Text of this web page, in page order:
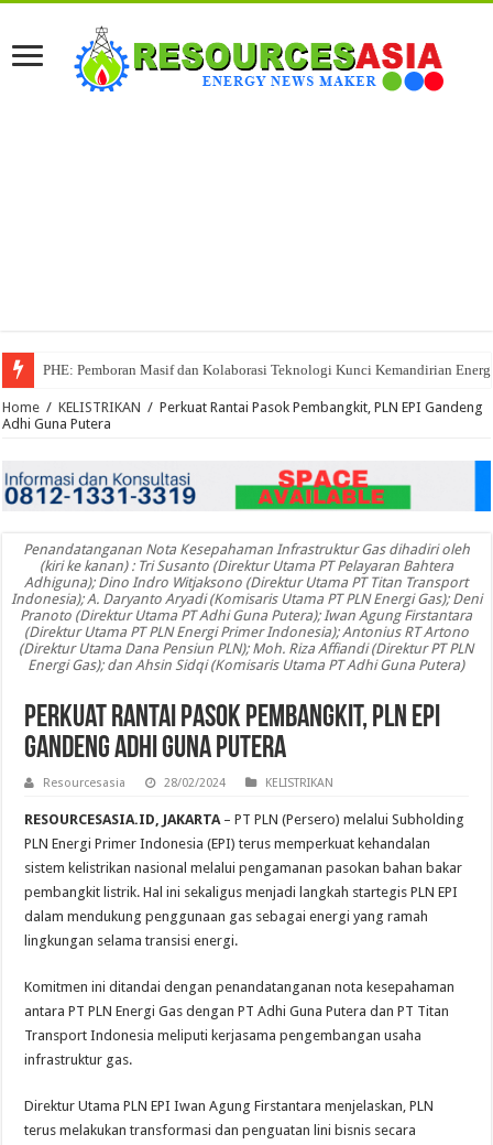
PHE: Pemboran Masif dan Kolaborasi Teknologi Kunci Kemandirian
Home / KELISTRIKAN / Perkuat Rantai Pasok Pembangkit, PLN EPI Gandeng
Adhi Guna Putera
Penandatanganan Nota Kesepahaman Infrastruktur Gas dihadiri oleh
(kiri ke kanan) : Tri Susanto (Direktur Utama PT Pelayaran Bahtera
Adhiguna); Dino Indro Witjaksono (Direktur Utama PT Titan Transport
Indonesia); A. Daryanto Aryadi (Komisaris Utama PT PLN Energi Gas); Deni
Pranoto (Direktur Utama PT Adhi Guna Putera); Iwan Agung Firstantara
(Direktur Utama PT PLN Energi Primer Indonesia); Antonius RT Artono
(Direktur Utama Dana Pensiun PLN); Moh. Riza Affiandi (Direktur PT PLN
Energi Gas); dan Ahsin Sidqi (Komisaris Utama PT Adhi Guna Putera)
Perkuat Rantai Pasok Pembangkit, PLN EPI
Gandeng Adhi Guna Putera
Resourcesasia 28/02/2024 KELISTRIKAN
RESOURCESASIA.ID, JAKARTA– PT PLN (Persero) melalui Subholding
PLN Energi Primer Indonesia (EPI) terus memperkuat kehandalan
sistem kelistrikan nasional melalui pengamanan pasokan bahan bakar
pembangkit listrik. Hal ini sekaligus menjadi langkah startegis PLN EPI
dalam mendukung penggunaan gas sebagai energi yang ramah
lingkungan selama transisi energi.
Komitmen ini ditandai dengan penandatanganan nota kesepahaman
antara PT PLN Energi Gas dengan PT Adhi Guna Putera dan PT Titan
Transport Indonesia meliputi kerjasama pengembangan usaha
infrastruktur gas.
Direktur Utama PLN EPI Iwan Agung Firstantara menjelaskan, PLN
terus melakukan transformasi dan penguatan lini bisnis secara